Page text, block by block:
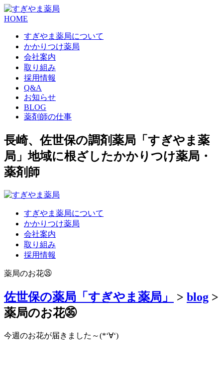
HOME
すぎやま薬局について
かかりつけ薬局
会社案内
取り組み
採用情報
Q&A
お知らせ
BLOG
薬剤師の仕事
長崎、佐世保の調剤薬局「すぎやま薬
局」地域に根ざしたかかりつけ薬局・
薬剤師
すぎやま薬局について
かかりつけ薬局
会社案内
取り組み
採用情報
薬局のお花㉟
佐世保の薬局「すぎやま薬局」 > blog >
薬局のお花㉟
今週のお花が届きました～(*‘∀‘)